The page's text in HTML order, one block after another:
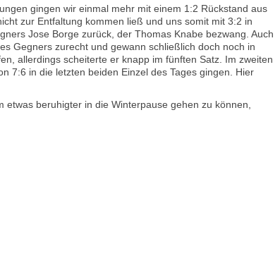
gingen wir einmal mehr mit einem 1:2 Rückstand aus
zur Entfaltung kommen ließ und uns somit mit 3:2 in
Jose Borge zurück, der Thomas Knabe bezwang. Auch
Gegners zurecht und gewann schließlich doch noch in
allerdings scheiterte er knapp im fünften Satz. Im zweiten
7:6 in die letzten beiden Einzel des Tages gingen. Hier
beruhigter in die Winterpause gehen zu können,